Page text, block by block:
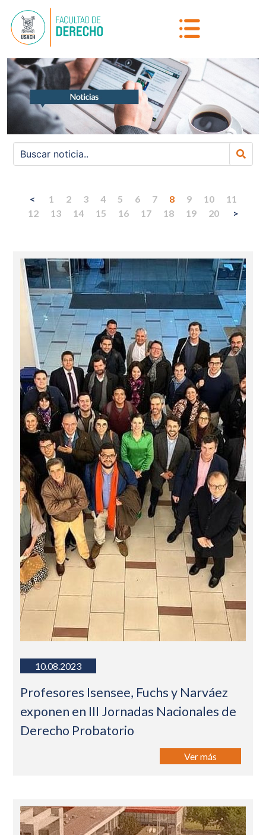
< 1 2 3 4 5 6 7 8 9 10
11
12
13 14 15 16 17 18 19 20 >
10.08.2023
Profesores Isensee, Fuchs y Narváez
exponen en III Jornadas Nacionales de
Derecho Probatorio
Ver más